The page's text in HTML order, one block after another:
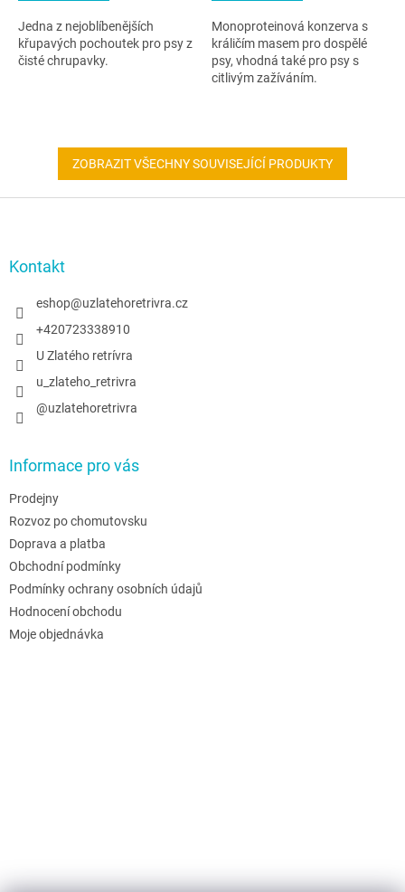
Jedna z nejoblíbenějších
křupavých pochoutek pro psy z
čisté chrupavky.
Monoproteinová konzerva s
králičím masem pro dospělé
psy, vhodná také pro psy s
citlivým zažíváním.
ZOBRAZIT VŠECHNY SOUVISEJÍCÍ PRODUKTY
Kontakt
eshop@uzlatehoretrivra.cz
+420723338910
U Zlatého retrívra
u_zlateho_retrivra
@uzlatehoretrivra
Informace pro vás
Prodejny
Rozvoz po chomutovsku
Doprava a platba
Obchodní podmínky
Podmínky ochrany osobních údajů
Hodnocení obchodu
Moje objednávka